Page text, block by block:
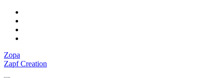
Zopa
Zapf Creation